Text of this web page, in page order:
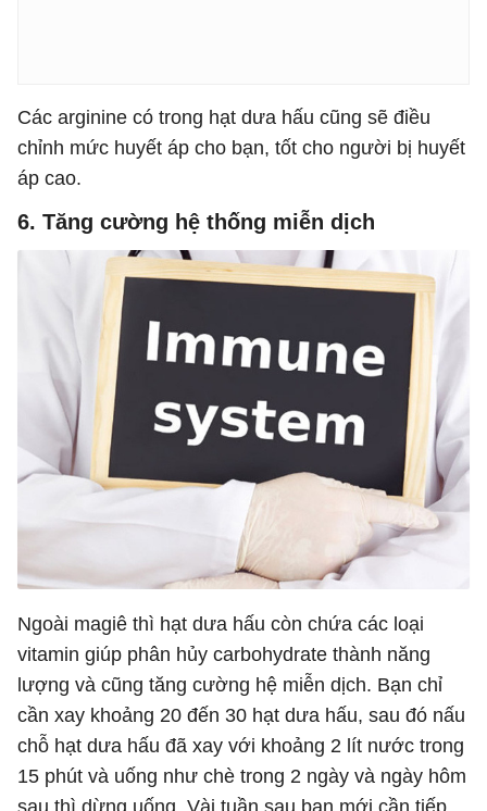
Các arginine có trong hạt dưa hấu cũng sẽ điều
chỉnh mức huyết áp cho bạn, tốt cho người bị huyết
áp cao.
6. Tăng cường hệ thống miễn dịch
Ngoài magiê thì hạt dưa hấu còn chứa các loại
vitamin giúp phân hủy carbohydrate thành năng
lượng và cũng tăng cường hệ miễn dịch. Bạn chỉ
cần xay khoảng 20 đến 30 hạt dưa hấu, sau đó nấu
chỗ hạt dưa hấu đã xay với khoảng 2 lít nước trong
15 phút và uống như chè trong 2 ngày và ngày hôm
sau thì dừng uống. Vài tuần sau bạn mới cần tiếp